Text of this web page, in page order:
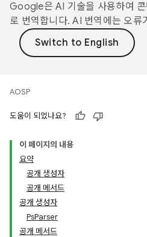
Google은 AI 기술을 사용하여
로 번역합니다. AI 번역에는 오류
AOSP
도움이 되었나요?
이 페이지의 내용
요약
공개 생성자
공개 메서드
공개 생성자
PsParser
공개 메서드